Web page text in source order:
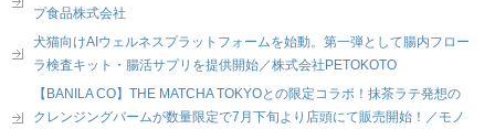
プ食品株式会社
犬猫向けAIウェルネスプラットフォームを始動。第一弾として腸内フロー
ラ検査キット・腸活サプリを提供開始／株式会社PETOKOTO
【BANILA CO】THE MATCHA TOKYOとの限定コラボ！抹茶ラテ発想の
クレンジングバームが数量限定で7月下旬より店頭にて販売開始！／モノ